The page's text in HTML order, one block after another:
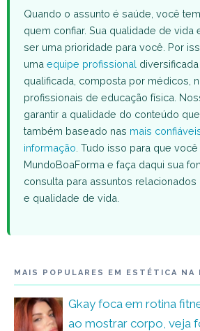
Quando o assunto é saúde, você
quem confiar. Sua qualidade de
ser uma prioridade para você. Por
uma equipe profissional
qualificada, composta por médicos,
profissionais de educação física.
garantir a qualidade do conteúdo
também baseado nas mais
informação . Tudo isso para que
MundoBoaForma e faça daqui sua
consulta para assuntos relacionados
e qualidade de vida.
MAIS POPULARES EM ESTÉTICA NA
Gkay foca em rotina
ao mostrar corpo, veja